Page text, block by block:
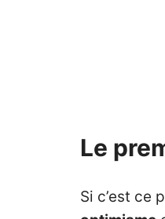
Le
Si c’est ce